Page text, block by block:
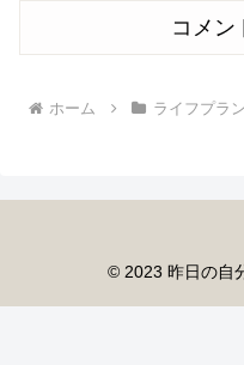
コメン
ホーム ライフプラ
© 2023 昨日の自